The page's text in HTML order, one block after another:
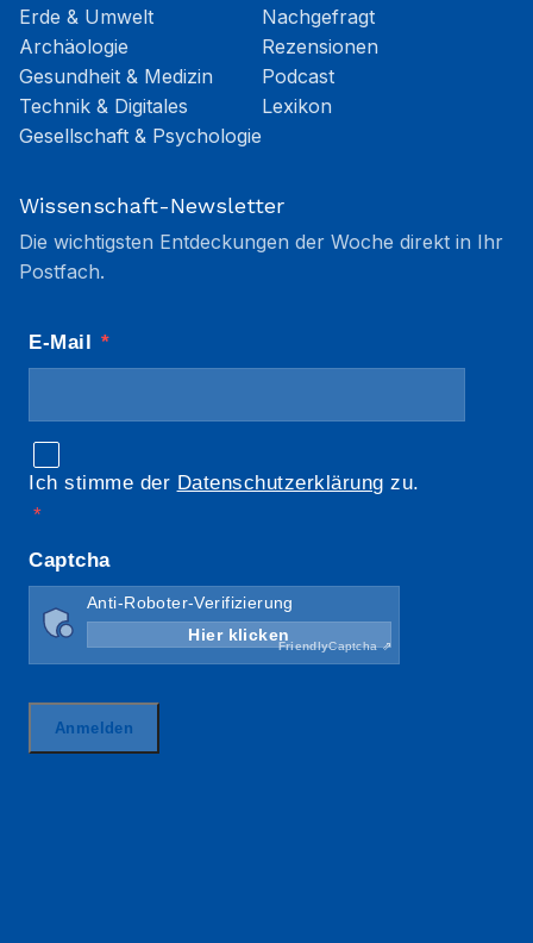
Erde & Umwelt
Archäologie
Gesundheit & Medizin
Technik & Digitales
Gesellschaft & Psychologie
Nachgefragt
Rezensionen
Podcast
Lexikon
Wissenschaft-Newsletter
Die wichtigsten Entdeckungen der Woche direkt in Ihr
Postfach.